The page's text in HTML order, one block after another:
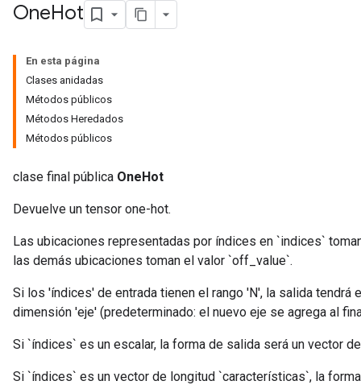
OneHot
En esta página
Clases anidadas
Métodos públicos
Métodos Heredados
Métodos públicos
clase final pública OneHot
Devuelve un tensor one-hot.
Las ubicaciones representadas por índices en `indices`
las demás ubicaciones toman el valor `off_value`.
Si los 'índices' de entrada tienen el rango 'N', la salida tendrá
dimensión 'eje' (predeterminado: el nuevo eje se agrega al
Si `índices` es un escalar, la forma de salida será un vector
Si `índices` es un vector de longitud `características`, la